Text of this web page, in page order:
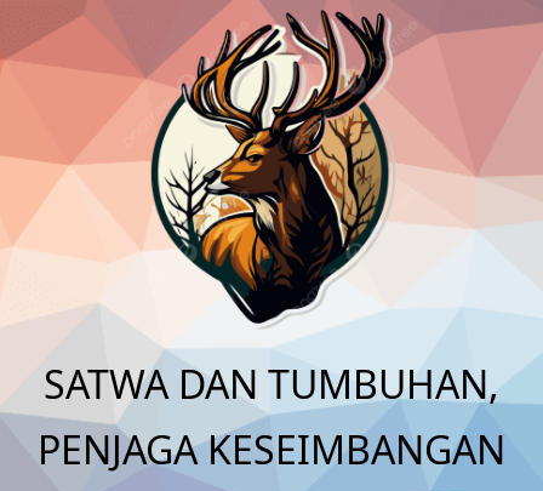
content
SATWA DAN TUMBUHAN,
PENJAGA KESEIMBANGAN